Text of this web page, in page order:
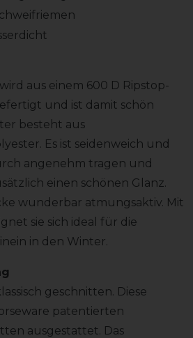
aus einem 600 D Ripstop-
und ist damit schön
besteht aus
Es ist seidenweich und
angenehm tragen und
einen schönen Glanz.
wunderbar atmungsaktiv. Mit
sie sich ideal für die
in den Winter.
geschnitten. Diese
patentierten
ausgestattet. Das